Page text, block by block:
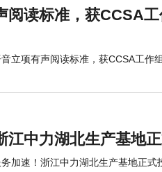
阅读标准，获CCSA
立项有声阅读标准，获CCSA工作
江中力湖北生产基地
加速！浙江中力湖北生产基地正式